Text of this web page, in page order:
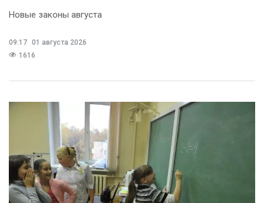
Новые законы августа
09:17 01 августа 2026
1616